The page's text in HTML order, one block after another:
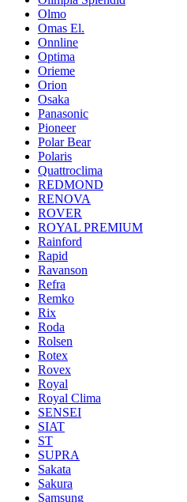
Olmo
Omas El.
Onnline
Optima
Orieme
Orion
Osaka
Panasonic
Pioneer
Polar Bear
Polaris
Quattroclima
REDMOND
RENOVA
ROVER
ROYAL PREMIUM
Rainford
Rapid
Ravanson
Refra
Remko
Rix
Roda
Rolsen
Rotex
Rovex
Royal
Royal Clima
SENSEI
SIAT
ST
SUPRA
Sakata
Sakura
Samsung